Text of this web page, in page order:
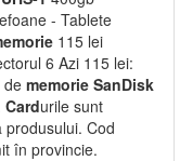
- Tablete
115 lei
6 Azi 115 lei:
de memorie SanDisk
Cardurile sunt
Cod
în provincie.